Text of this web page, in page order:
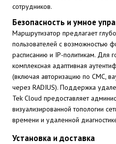
сотрудников.
Безопасность и умное
Маршрутизатор предлагает
пользователей с возможностью
расписанию и IP-политикам. Для
комплексная адаптивная
(включая авторизацию по СМС,
через RADIUS). Поддержка
Tek Cloud предоставляет
визуализированной топологии
времени и удаленной
Установка и доставка